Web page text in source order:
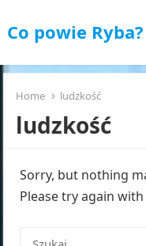
Co powie
Home ludzkość
ludzkość
Sorry, but nothing
Please try again
Szukaj: